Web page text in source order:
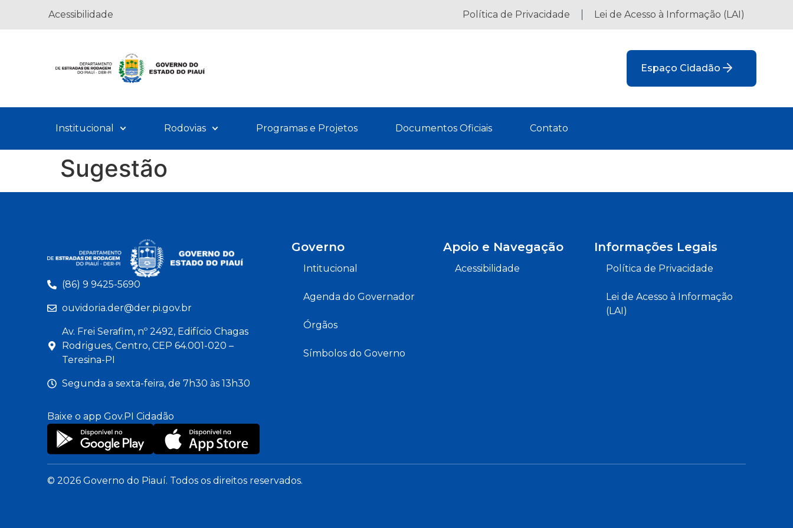
Acessibilidade Política de Privacidade Lei de Acesso à Informação (LAI)
Espaço Cidadão
Institucional Rodovias Programas e Projetos Documentos Oficiais Contato
Sugestão
(86) 9 9425-5690
ouvidoria.der@der.pi.gov.br
Av. Frei Serafim, nº 2492, Edifício Chagas
Rodrigues, Centro, CEP 64.001-020 –
Teresina-PI
Segunda a sexta-feira, de 7h30 às 13h30
Governo
Intitucional
Agenda do Governador
Órgãos
Símbolos do Governo
Apoio e Navegação
Acessibilidade
Informações Legais
Política de Privacidade
Lei de Acesso à Informação
(LAI)
Baixe o app Gov.PI Cidadão
© 2026 Governo do Piauí. Todos os direitos reservados.